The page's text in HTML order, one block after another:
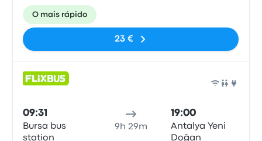
O mais rápido
23 €
09:31
Bursa bus
station
9h 29m
19:00
Antalya Yeni
Doğan